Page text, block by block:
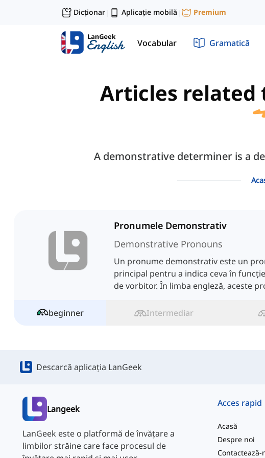
Dicționar| Aplicație mobilă | Premium
Vocabular Gramatică
Articles
A demonstrative determiner is a
Pronumele Demonstrativ
Demonstrative Pronouns
Un pronume demonstrativ este un
principal pentru a indica ceva în
de vorbitor. În limba engleză, aceste
beginner
Intermediar
Descarcă aplicația LanGeek
Langeek
LanGeek este o platformă de învățare a
limbilor străine care face procesul de
Acces rapid
Acasă
Despre noi
Contactează-